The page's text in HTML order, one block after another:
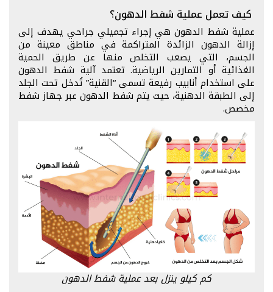
كيف تعمل عملية شفط الدهون؟
عملية شفط الدهون هي إجراء تجميلي جراحي يهدف إلى
إزالة الدهون الزائدة المتراكمة في مناطق معينة من
الجسم، التي يصعب التخلص منها عن طريق الحمية
الغذائية أو التمارين الرياضية. تعتمد آلية شفط الدهون
على استخدام أنابيب رفيعة تسمى “القنية” تُدخل تحت الجلد
إلى الطبقة الدهنية، حيث يتم شفط الدهون عبر جهاز شفط
مخصص.
كم كيلو ينزل بعد عملية شفط الدهون